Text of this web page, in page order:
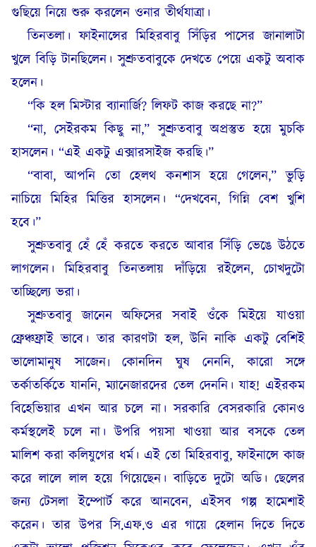
গুছিয়ে নিয়ে শুরু করলেন ওনার তীর্থযাত্রা।
তিনতলা। ফাইনান্সের মিহিরবাবু সিঁড়ির পাসের জানালাটা
খুলে বিড়ি টানছিলেন। সুশ্রুতবাবুকে দেখতে পেয়ে একটু অবাক
হলেন।
“কি হল মিস্টার ব্যানার্জি? লিফট কাজ করছে না?”
“না, সেইরকম কিছু না,” সুশ্রুতবাবু অপ্রস্তুত হয়ে মুচকি
হাসলেন। “এই একটু এক্সারসাইজ করছি।”
“বাবা, আপনি তো হেলথ কনশাস হয়ে গেলেন,” ভুড়ি
নাচিয়ে মিহির মিত্তির হাসলেন। “দেখবেন, গিন্নি বেশ খুশি
হবে।”
সুশ্রুতবাবু হেঁ হেঁ করতে করতে আবার সিঁড়ি ভেঙে উঠতে
লাগলেন। মিহিরবাবু তিনতলায় দাঁড়িয়ে রইলেন, চোখদুটো
তাচ্ছিল্যে ভরা।
সুশ্রুতবাবু জানেন অফিসের সবাই ওঁকে মিইয়ে যাওয়া
ফ্রেঞ্চফ্রাই ভাবে। তার কারণটা হল, উনি নাকি একটু বেশিই
ভালোমানুষ সাজেন৷ কোনদিন ঘুষ নেননি, কারো সঙ্গে
তর্কাতর্কিতে যাননি, ম্যানেজারদের তেল দেননি। যাহ! এইরকম
বিহেভিয়ার এখন আর চলে না। সরকারি বেসরকারি কোনও
কর্মস্থলেই চলে না। উপরি পয়সা খাওয়া আর বসকে তেল
মালিশ করা কলিযুগের ধর্ম। এই তো মিহিরবাবু, ফাইনান্সে কাজ
করে লালে লাল হয়ে গিয়েছেন। বাড়িতে দুটো অডি। ছেলের
জন্য টেসলা ইম্পোর্ট করে আনবেন, এইসব গল্প হামেশাই
করেন। তার উপর সি.এফ.ও এর গায়ে হেলান দিতে দিতে